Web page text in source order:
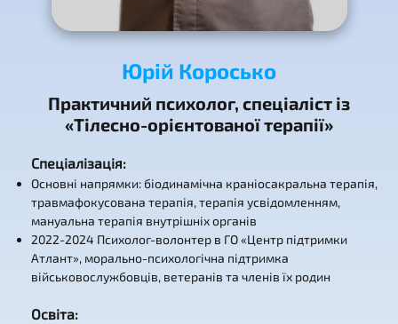
Юрій Коросько
Практичний психолог, спеціаліст із
«Тілесно-орієнтованої терапії»
Спеціалізація:
Основні напрямки: біодинамічна краніосакральна терапія,
травмафокусована терапія, терапія усвідомленням,
мануальна терапія внутрішніх органів
2022-2024 Психолог-волонтер в ГО «Центр підтримки
Атлант», морально-психологічна підтримка
військовослужбовців, ветеранів та членів їх родин
Освіта: